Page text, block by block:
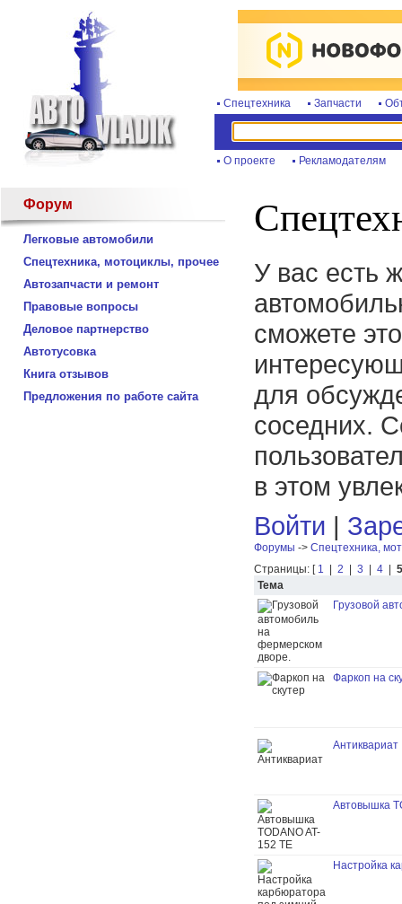
Спецтехника Запчасти
О проекте Рекламодателям
Форум
Легковые автомобили
Спецтехника, мотоциклы, прочее
Автозапчасти и ремонт
Правовые вопросы
Деловое партнерство
Автотусовка
Книга отзывов
Предложения по работе сайта
У вас есть
сможете
для
соседних.
в этом
Войти |
Форумы -> Спецтехника,
Страницы: [ 1 2 3 4
5
Тема
Грузовой
Фаркоп на
Антиквариат
Автовышка
Настройка